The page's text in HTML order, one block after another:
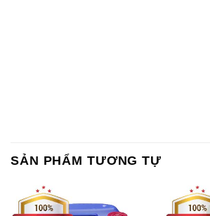
SẢN PHẨM TƯƠNG TỰ